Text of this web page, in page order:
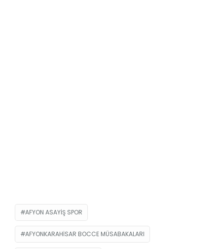
AFYON ASAYIŞ SPOR
AFYONKARAHISAR BOCCE MÜSABAKALARI